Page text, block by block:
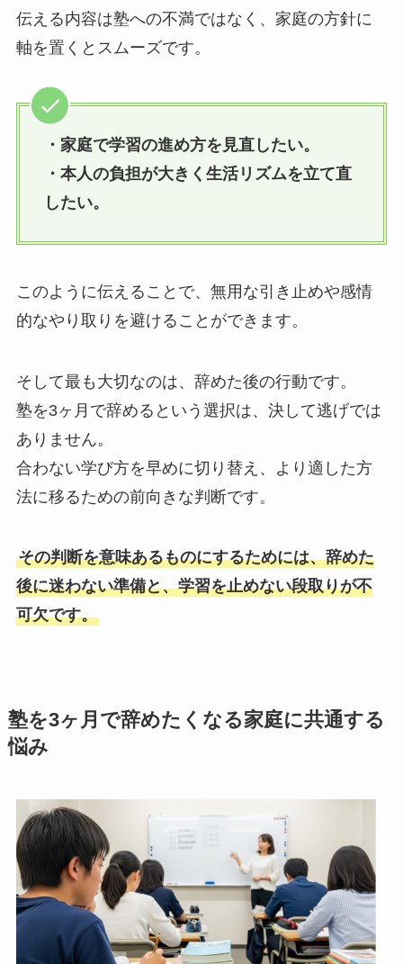
伝える内容は塾への不満ではなく、家庭の方針に
軸を置くとスムーズです。
・家庭で学習の進め方を見直したい。
・本人の負担が大きく生活リズムを立て直
したい。
このように伝えることで、無用な引き止めや感情
的なやり取りを避けることができます。
そして最も大切なのは、辞めた後の行動です。
塾を3ヶ月で辞めるという選択は、決して逃げでは
ありません。
合わない学び方を早めに切り替え、より適した方
法に移るための前向きな判断です。
その判断を意味あるものにするためには、辞めた
後に迷わない準備と、学習を止めない段取りが不
可欠です。
塾を3ヶ月で辞めたくなる家庭に共通する
悩み